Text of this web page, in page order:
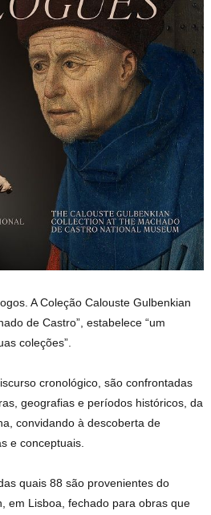
A Coleção Calouste Gulbenkian
de Castro”, estabelece “um
coleções”.
cronológico, são confrontadas
geografias e períodos históricos, da
convidando à descoberta de
e conceptuais.
quais 88 são provenientes do
em Lisboa, fechado para obras que